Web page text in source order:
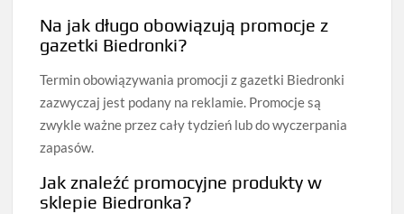
Na jak długo obowiązują promocje z
gazetki Biedronki?
Termin obowiązywania promocji z gazetki Biedronki
zazwyczaj jest podany na reklamie. Promocje są
zwykle ważne przez cały tydzień lub do wyczerpania
zapasów.
Jak znaleźć promocyjne produkty w
sklepie Biedronka?